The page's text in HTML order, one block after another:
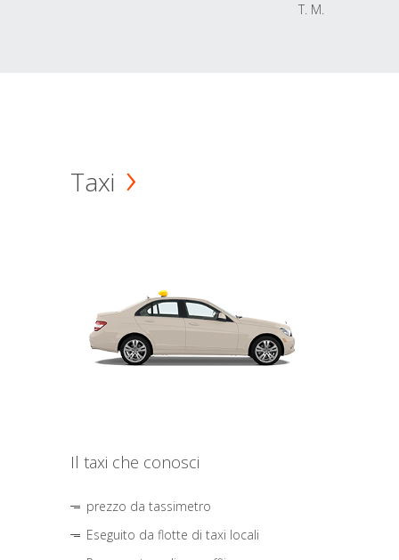
T. M.
Taxi
Il taxi che conosci
prezzo da tassimetro
Eseguito da flotte di taxi locali